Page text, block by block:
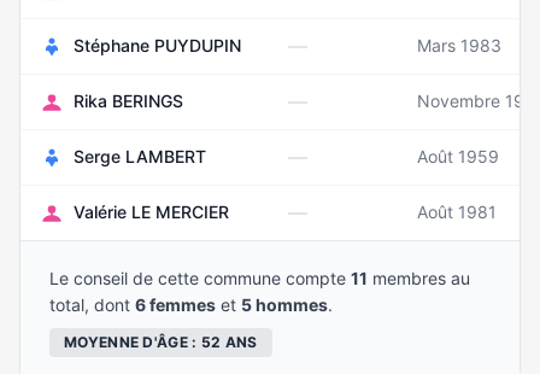
Stéphane PUYDUPIN — Mars 1983
Rika BERINGS — Novembre
Serge LAMBERT — Août 1959
Valérie LE MERCIER — Août 1981
Le conseil de cette commune compte 11 membres au
total, dont 6 femmes et 5 hommes.
MOYENNE D'ÂGE : 52 ANS